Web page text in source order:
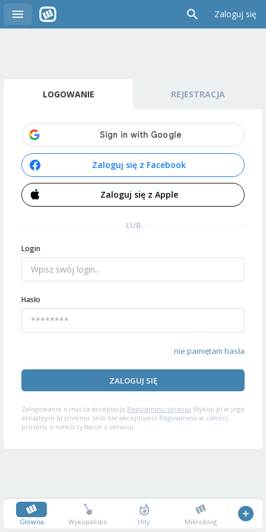
Zaloguj się
LOGOWANIE REJESTRACJA
Zaloguj się z Facebook
Zaloguj się z Apple
LUB
Login
Hasło
nie pamiętam hasła
ZALOGUJ SIĘ
Zalogowanie oznacza akceptację Regulaminu serwisu Wykop.pl w jego
aktualnym brzmieniu. Jeśli nie akceptujesz Regulaminu w całości,
prosimy o niekorzystanie z serwisu.
Główna Wykopalisko Hity Mikroblog